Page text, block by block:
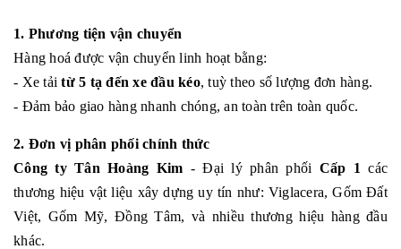
1. Phương tiện vận chuyển
Hàng hoá được vận chuyển linh hoạt bằng:
- Xe tảitừ 5 tạ đến xe đầu kéo, tuỳ theo số lượng đơn hàng.
- Đảm bảo giao hàng nhanh chóng, an toàn trên toàn quốc.
2. Đơn vị phân phối chính thức
Công ty Tân Hoàng Kim - Đại lý phân phối Cấp 1 các
thương hiệu vật liệu xây dựng uy tín như: Viglacera, Gốm Đất
Việt, Gốm Mỹ, Đồng Tâm, và nhiều thương hiệu hàng đầu
khác.